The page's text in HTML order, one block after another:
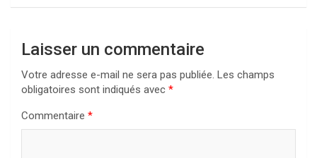
Laisser un commentaire
Votre adresse e-mail ne sera pas publiée. Les champs
obligatoires sont indiqués avec *
Commentaire *